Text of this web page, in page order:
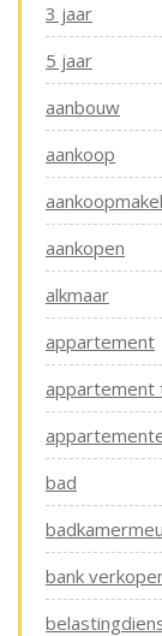
3 jaar
5 jaar
aanbouw
aankoop
aankopen
alkmaar
appartement
appartement
bad
bank